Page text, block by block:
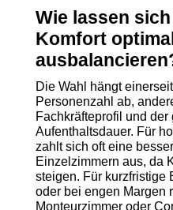
Wie lassen
Komfort optimal
Die Wahl hängt
Personenzahl ab,
Fachkräfteprofil und der
Aufenthaltsdauer. Für
zahlt sich oft eine
Einzelzimmern aus, da
steigen. Für kurzfristige
oder bei engen Margen
Monteurzimmer oder